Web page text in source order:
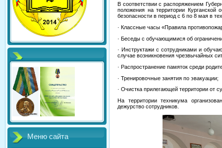
Меню сайта
В соответствии с распоряжением
положения на территории
безопасности в период с 6 по 8 мая в
· Классные часы «Правила
· Беседы с обучающимися об
· Инструктажи с сотрудниками и
случае возникновения чрезвычайных
· Распространение памяток среди
· Тренировочные занятия по эвакуации;
· Очистка прилегающей территории от
На территории техникума
дежурство сотрудников.